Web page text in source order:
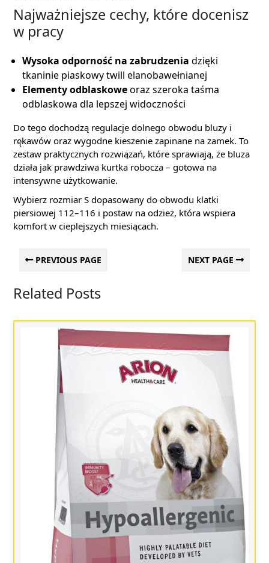
Najważniejsze cechy, które docenisz
w pracy
Wysoka odporność na zabrudzenia dzięki
tkaninie piaskowy twill elanobawełnianej
Elementy odblaskoweoraz szeroka taśma
odblaskowa dla lepszej widoczności
Do tego dochodzą regulacje dolnego obwodu bluzy i
rękawów oraz wygodne kieszenie zapinane na zamek. To
zestaw praktycznych rozwiązań, które sprawiają, że bluza
działa jak prawdziwa kurtka robocza – gotowa na
intensywne użytkowanie.
Wybierz rozmiar S dopasowany do obwodu klatki
piersiowej 112–116 i postaw na odzież, która wspiera
komfort w cieplejszych miesiącach.
PREVIOUS PAGE NEXT PAGE
Related Posts